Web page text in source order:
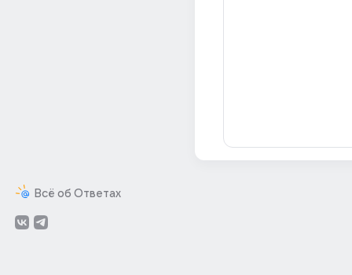
Всё об Ответах